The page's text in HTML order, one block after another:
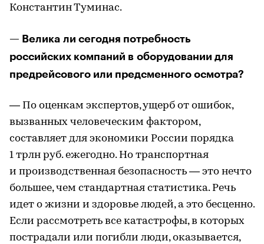
Константин Туминас.
— Велика ли сегодня потребность
российских компаний в оборудовании для
предрейсового или предсменного осмотра?
— По оценкам экспертов, ущерб от ошибок,
вызванных человеческим фактором,
составляет для экономики России порядка
1 трлн руб. ежегодно. Но транспортная
и производственная безопасность — это нечто
большее, чем стандартная статистика. Речь
идет о жизни и здоровье людей, а это бесценно.
Если рассмотреть все катастрофы, в которых
пострадали или погибли люди, оказывается,